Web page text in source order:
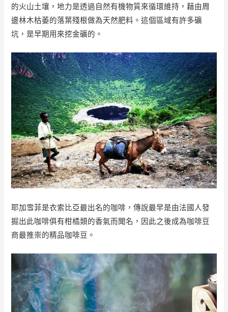
的火山土壤，地力是透過自然有機物質來循環維持，藉由周
邊林木枯萎的落葉殘根做為天然肥料。這個區域有許多礦
坑，是早期用來挖金礦的。
耶加雪菲是衣索比亞最出名的咖啡，傳說最早是由法國人發
掘出此咖啡俱有柑橘類的香氣而聞名，因此之後成為咖啡豆
商最推崇的精品咖啡豆。